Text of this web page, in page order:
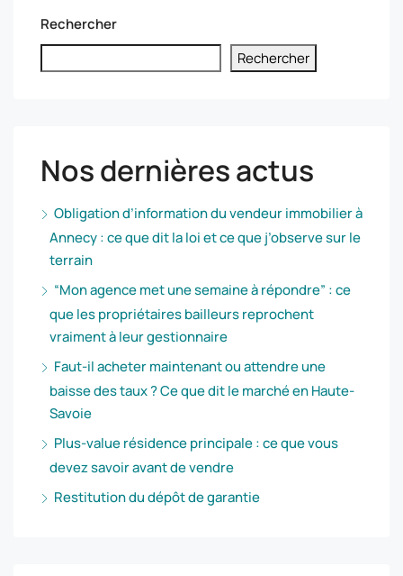
Rechercher
Rechercher
Nos dernières actus
Obligation d’information du vendeur immobilier à
Annecy : ce que dit la loi et ce que j’observe sur le
terrain
“Mon agence met une semaine à répondre” : ce
que les propriétaires bailleurs reprochent
vraiment à leur gestionnaire
Faut-il acheter maintenant ou attendre une
baisse des taux ? Ce que dit le marché en Haute-
Savoie
Plus-value résidence principale : ce que vous
devez savoir avant de vendre
Restitution du dépôt de garantie